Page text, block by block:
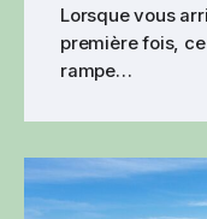
Lorsque vous
première fois,
rampe…